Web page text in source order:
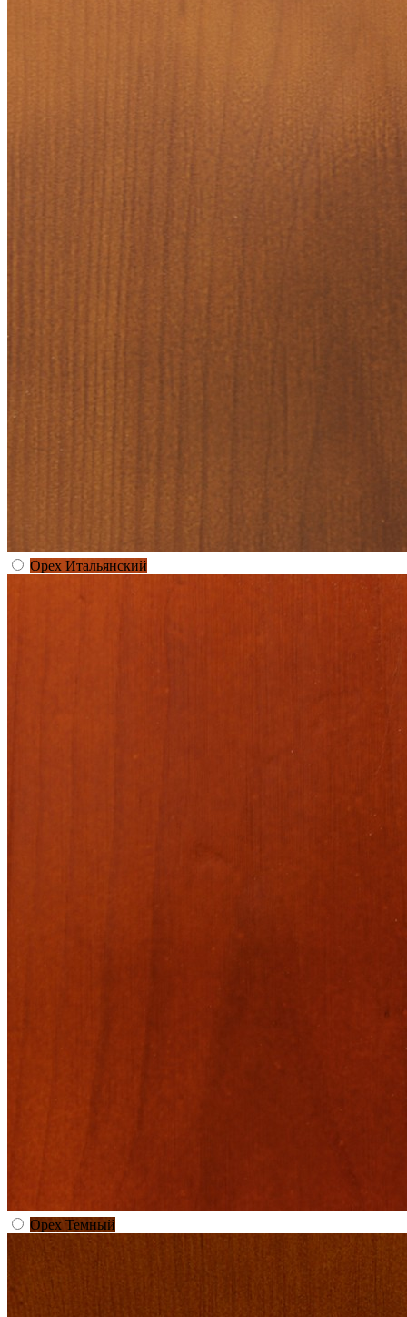
Орех Итальянский
Орех Темный